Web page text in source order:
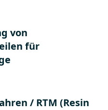
von
für
/ RTM (Resin